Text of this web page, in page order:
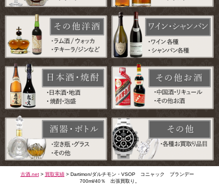
古酒.net> 買取実績> Dartimon/ダルチモン・VSOP コニャック ブランデー
700ml/40％ 出張買取り。